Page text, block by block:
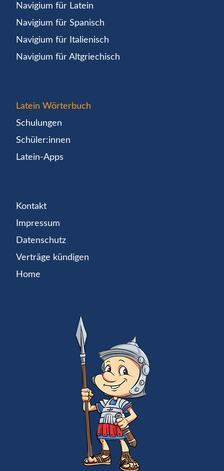
Navigium für Latein
Navigium für Spanisch
Navigium für Italienisch
Navigium für Altgriechisch
Latein Wörterbuch
Schulungen
Schüler:innen
Latein-Apps
Kontakt
Impressum
Datenschutz
Verträge kündigen
Home